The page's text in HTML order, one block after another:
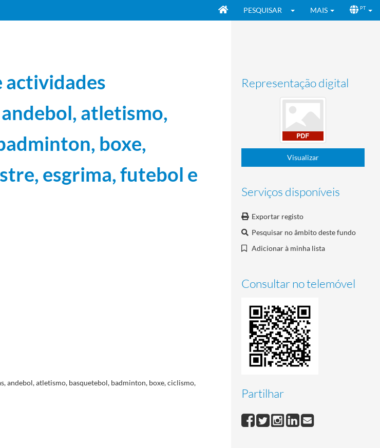
PESQUISAR MAIS PT
esgrima, futebol e ginástica.
1977-01-10/1981-02-03
Nacionais
Representação digital
Visualizar
Serviços disponíveis
Exportar registo
Pesquisar no âmbito deste fundo
Adicionar à minha lista
Consultar no telemóvel
Partilhar
actividades
atletismo,
boxe,
esgrima, futebol e
andebol, atletismo, basquetebol, badminton, boxe, ciclismo,